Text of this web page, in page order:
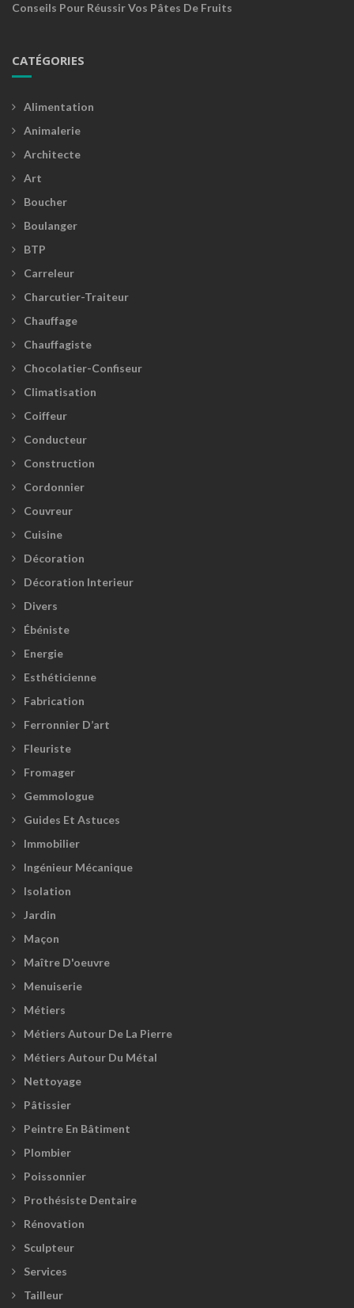
Conseils Pour Réussir Vos Pâtes De Fruits
CATÉGORIES
Alimentation
Animalerie
Architecte
Art
Boucher
Boulanger
BTP
Carreleur
Charcutier-Traiteur
Chauffage
Chauffagiste
Chocolatier-Confiseur
Climatisation
Coiffeur
Conducteur
Construction
Cordonnier
Couvreur
Cuisine
Décoration
Décoration Interieur
Divers
Ébéniste
Energie
Esthéticienne
Fabrication
Ferronnier D’art
Fleuriste
Fromager
Gemmologue
Guides Et Astuces
Immobilier
Ingénieur Mécanique
Isolation
Jardin
Maçon
Maître D'oeuvre
Menuiserie
Métiers
Métiers Autour De La Pierre
Métiers Autour Du Métal
Nettoyage
Pâtissier
Peintre En Bâtiment
Plombier
Poissonnier
Prothésiste Dentaire
Rénovation
Sculpteur
Services
Tailleur